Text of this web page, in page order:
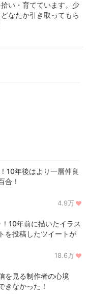
い・育てています。少
なたか引き取ってもら
10年後はより一層仲良
合！
4.9万
10年前に描いたイラス
を投稿したツイートが
18.6万
を見る制作者の心境
きなかった！